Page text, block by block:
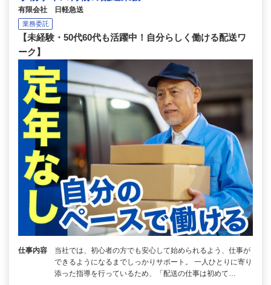
有限会社 日軽急送
業務委託
【未経験・50代60代も活躍中！自分らしく働ける配送ワ
ーク】
仕事内容
当社では、初心者の方でも安心して始められるよう、仕事が
できるようになるまでしっかりサポート。 一人ひとりに寄り
添った指導を行っているため、「配送の仕事は初めて…